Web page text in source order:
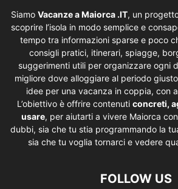
Siamo Vacanze a Maiorca .IT, un
scoprire l’isola in modo semplice e
tempo tra informazioni sparse e poco
consigli pratici, itinerari, spiagge,
suggerimenti utili per organizzare ogni
migliore dove alloggiare al periodo
idee per una vacanza in coppia, con
L’obiettivo è offrire contenuti concreti,
usare, per aiutarti a vivere Maiorca
dubbi, sia che tu stia programmando la
sia che tu voglia tornarci e vedere
FOLLOW US